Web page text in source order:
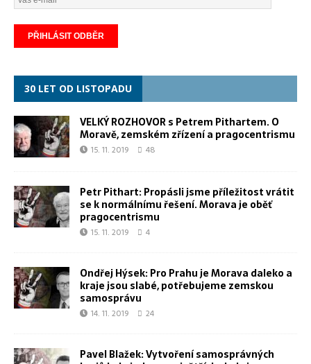
30 LET OD LISTOPADU
VELKÝ ROZHOVOR s Petrem Pithartem. O
Moravě, zemském zřízení a pragocentrismu
15. 11. 2019 48
Petr Pithart: Propásli jsme příležitost vrátit
se k normálnímu řešení. Morava je oběť
pragocentrismu
15. 11. 2019 4
Ondřej Hýsek: Pro Prahu je Morava daleko a
kraje jsou slabé, potřebujeme zemskou
samosprávu
14. 11. 2019 24
Pavel Blažek: Vytvoření samosprávných